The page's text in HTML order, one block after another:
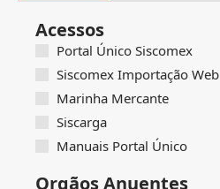
Acessos
Portal Único Siscomex
Siscomex Importação Web
Marinha Mercante
Siscarga
Manuais Portal Único
Orgãos Anuentes